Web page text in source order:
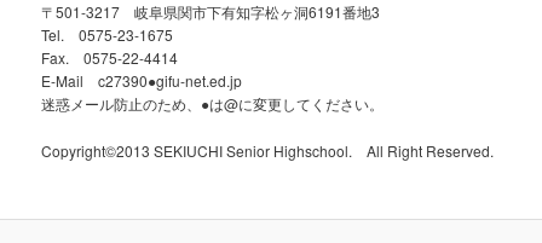
〒501-3217 岐阜県関市下有知字松ヶ洞6191番地3
Tel. 0575-23-1675
Fax. 0575-22-4414
E-Mail c27390●gifu-net.ed.jp
迷惑メール防止のため、●は@に変更してください。
Copyright©2013 SEKIUCHI Senior Highschool. All Right Reserved.